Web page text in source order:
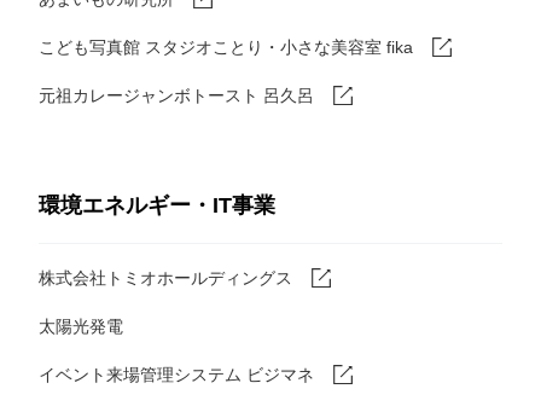
こども写真館 スタジオことり・小さな美容室 fika
元祖カレージャンボトースト 呂久呂
環境エネルギー・IT事業
株式会社トミオホールディングス
太陽光発電
イベント来場管理システム ビジマネ